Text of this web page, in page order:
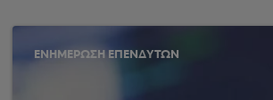
ΕΝΗΜΕΡΩΣΗ ΕΠΕΝΔΥΤΩΝ